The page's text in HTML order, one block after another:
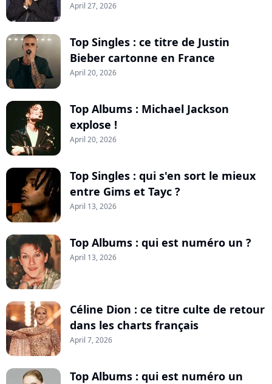
April 27, 2026
Top Singles : ce titre de Justin
Bieber cartonne en France
April 20, 2026
Top Albums : Michael Jackson
explose !
April 20, 2026
Top Singles : qui s'en sort le mieux
entre Gims et Tayc ?
April 13, 2026
Top Albums : qui est numéro un ?
April 13, 2026
Céline Dion : ce titre culte de retour
dans les charts français
April 7, 2026
Top Albums : qui est numéro un